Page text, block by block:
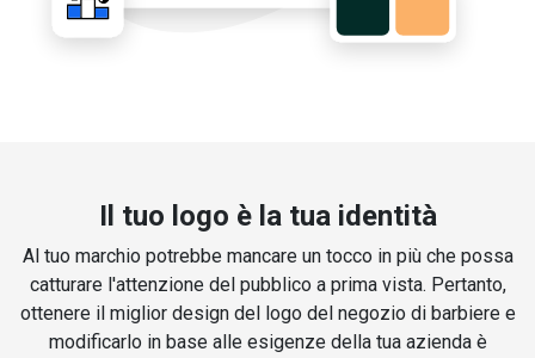
Il tuo logo è la tua identità
Al tuo marchio potrebbe mancare un tocco in più che possa
catturare l'attenzione del pubblico a prima vista. Pertanto,
ottenere il miglior design del logo del negozio di barbiere e
modificarlo in base alle esigenze della tua azienda è